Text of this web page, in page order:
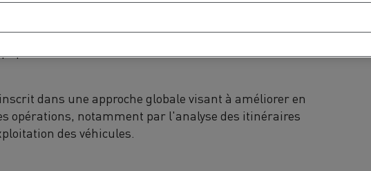
se rend sur les sites d'exploitation afin
dans une approche globale visant à améliorer en
opérations, notamment par l'analyse des itinéraires
des véhicules.